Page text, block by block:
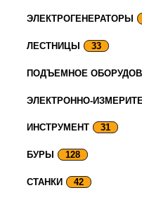
ЭЛЕКТРОГЕНЕРАТОРЫ
ЛЕСТНИЦЫ 33
ПОДЪЕМНОЕ
ЭЛЕКТРОННО-
ИНСТРУМЕНТ 31
БУРЫ 128
СТАНКИ 42